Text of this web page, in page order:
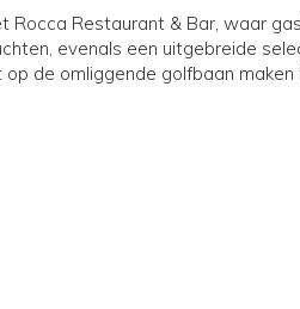
Rocca Restaurant & Bar, waar
evenals een uitgebreide
de omliggende golfbaan